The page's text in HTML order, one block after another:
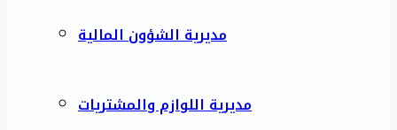
مديرية الشؤون المالية
مديرية اللوازم والمشتريات